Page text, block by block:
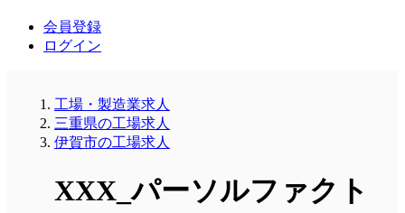
会員登録
ログイン
工場・製造業求人
三重県の工場求人
伊賀市の工場求人
XXX_パーソルファクト